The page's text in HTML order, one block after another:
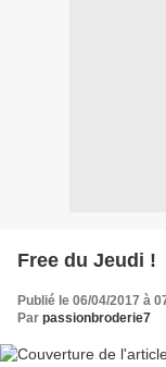
Free du Jeudi !
Publié le 06/04/2017 à
Par passionbroderie7